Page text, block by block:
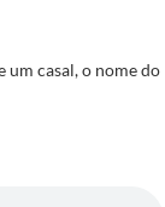
um casal, o nome do